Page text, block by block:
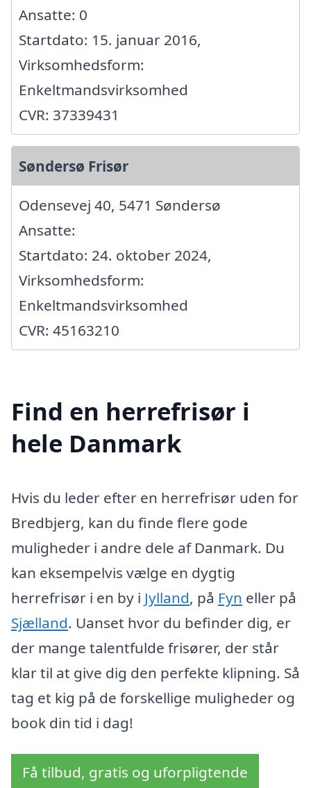
Ansatte: 0
Startdato: 15. januar 2016,
Virksomhedsform:
Enkeltmandsvirksomhed
CVR: 37339431
Søndersø Frisør
Odensevej 40, 5471 Søndersø
Ansatte:
Startdato: 24. oktober 2024,
Virksomhedsform:
Enkeltmandsvirksomhed
CVR: 45163210
Find en herrefrisør i
hele Danmark
Hvis du leder efter en herrefrisør uden for
Bredbjerg, kan du finde flere gode
muligheder i andre dele af Danmark. Du
kan eksempelvis vælge en dygtig
herrefrisør i en by i Jylland, på Fyn eller på
Sjælland. Uanset hvor du befinder dig, er
der mange talentfulde frisører, der står
klar til at give dig den perfekte klipning. Så
tag et kig på de forskellige muligheder og
book din tid i dag!
Få tilbud, gratis og uforpligtende